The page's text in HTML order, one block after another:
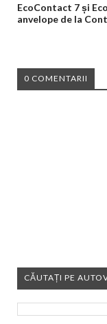
EcoContact 7 și
anvelope de la
0 COMENTARII
CĂUTAȚI PE